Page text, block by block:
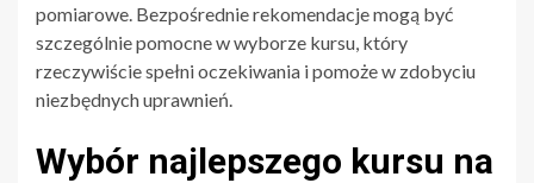
pomiarowe. Bezpośrednie rekomendacje mogą być
szczególnie pomocne w wyborze kursu, który
rzeczywiście spełni oczekiwania i pomoże w zdobyciu
niezbędnych uprawnień.
Wybór najlepszego kursu na